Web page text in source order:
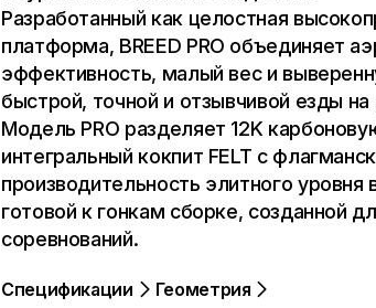
Разработанный как целостная
платформа, BREED PRO объединяет
эффективность, малый вес и
быстрой, точной и отзывчивой езды
Модель PRO разделяет 12K
интегральный кокпит FELT с
производительность элитного уровня
готовой к гонкам сборке, созданной
соревнований.
Спецификации Геометрия